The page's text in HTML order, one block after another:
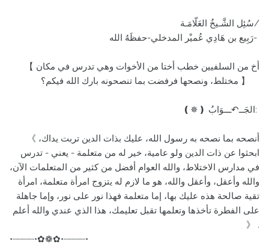
سُئِل الشَّـيخُ العَلّامَـة/
رَبِيع بن هَادِي عُميْر المدخلي-حفظَهُ الله-
【 أخ من السلفيين خطب أختا من الأخوات وهي تدرس في مكان
مختلط، ونصحها فرفضت بما تنصحونه بارك الله فيكم؟ 】
❪✵❫ الجَــ↶ـــوَابُ:
《 أنصحه بما نصحه به رسول الله، عليك بذات الدين تربت يداك،
ابحثوا عن ذات الدين ولو عامية، خير له من متعلمة - يعني - تدرس
في مدارس الاختلاط، والله العوام أفضل من كثير من المتعلمات الآن،
والله وأعقل، وأعقل والله، هو ما لازم له يتزوج امرأة متعلمة، امرأة
تقية صالحة هذه عليك بها، إما متعلمة فهذا نور على نور، وإما جاهلة
على الفطرة تأخذها وتعلمها تقبل تعليمك، هذا الذي عندي والله أعلم
》 .
•┈┈┈┈•✿❁✿•┈┈┈┈•